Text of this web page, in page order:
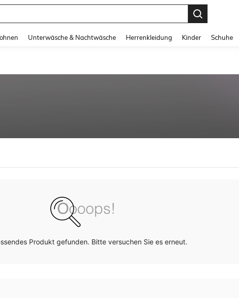
Unterwäsche & Nachtwäsche Herrenkleidung Kinder Schuhe
Produkt gefunden. Bitte versuchen Sie es erneut.